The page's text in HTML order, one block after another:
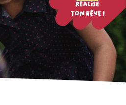
Réalise
ton rêve !